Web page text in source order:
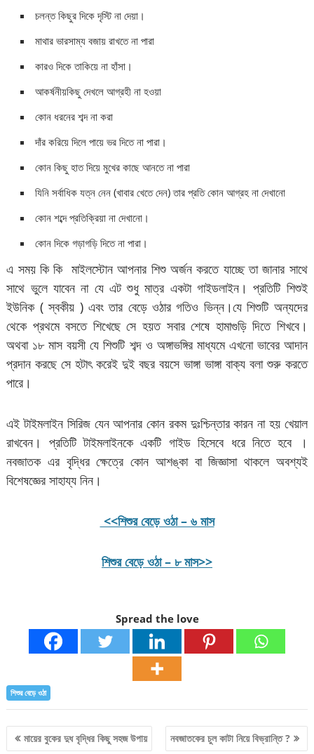
চলন্ত কিছুর দিকে দৃস্টি না দেয়া।
মাথার ভারসাম্য বজায় রাখতে না পারা
কারও দিকে তাকিয়ে না হাঁসা।
আকর্ষনীয়কিছু দেখলে আগ্রহী না হওয়া
কোন ধরনের শব্দ না করা
দাঁর করিয়ে দিলে পায়ে ভর দিতে না পারা।
কোন কিছু হাত দিয়ে মুখের কাছে আনতে না পারা
যিনি সর্বাধিক যত্ন নেন (খাবার খেতে দেন) তার প্রতি কোন আগ্রহ না দেখানো
কোন শব্দে প্রতিক্রিয়া না দেখানো।
কোন দিকে গড়াগড়ি দিতে না পারা।
এ সময় কি কি মাইলস্টোন আপনার শিশু অর্জন করতে যাচ্ছে তা জানার সাথে
সাথে ভুলে যাবেন না যে এট শুধু মাত্র একটা গাইডলাইন। প্রতিটি শিশুই
ইউনিক ( স্বকীয় ) এবং তার বেড়ে ওঠার গতিও ভিন্ন।যে শিশুটি অন্যদের
থেকে প্রথমে বসতে শিখেছে সে হয়ত সবার শেষে হামাগুড়ি দিতে শিখবে।
অথবা ১৮ মাস বয়সী যে শিশুটি শব্দ ও অঙ্গাভঙ্গির মাধ্যমে এখনো ভাবের আদান
প্রদান করছে সে হটাৎ করেই দুই বছর বয়সে ভাঙ্গা ভাঙ্গা বাক্য বলা শুরু করতে
পারে।
এই টাইমলাইন সিরিজ যেন আপনার কোন রকম দুঃশ্চিন্তার কারন না হয় খেয়াল
রাখবেন। প্রতিটি টাইমলাইনকে একটি গাইড হিসেবে ধরে নিতে হবে ।
নবজাতক এর বৃদ্ধির ক্ষেত্রে কোন আশঙ্কা বা জিজ্ঞাসা থাকলে অবশ্যই
বিশেষজ্ঞের সাহায্য নিন।
<<শিশুর বেড়ে ওঠা – ৬ মাস
শিশুর বেড়ে ওঠা – ৮ মাস>>
Spread the love
শিশুর বেড়ে ওঠা
Post
মায়ের বুকের দুধ বৃদ্ধির কিছু সহজ উপায় নবজাতকের চুল কাটা নিয়ে বিভ্রান্তি ?